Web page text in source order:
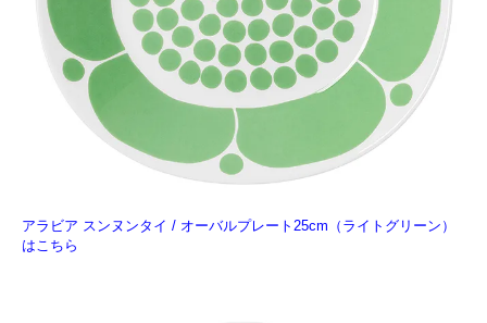
アラビア スンヌンタイ / オーバルプレート25cm（ライトグリーン）
はこちら